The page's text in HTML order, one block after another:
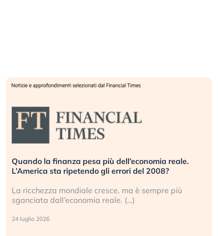
Quando la finanza pesa più dell’economia reale.
L’America sta ripetendo gli errori del 2008?
La ricchezza mondiale cresce, ma è sempre più
sganciata dall’economia reale. (…)
24 luglio 2026